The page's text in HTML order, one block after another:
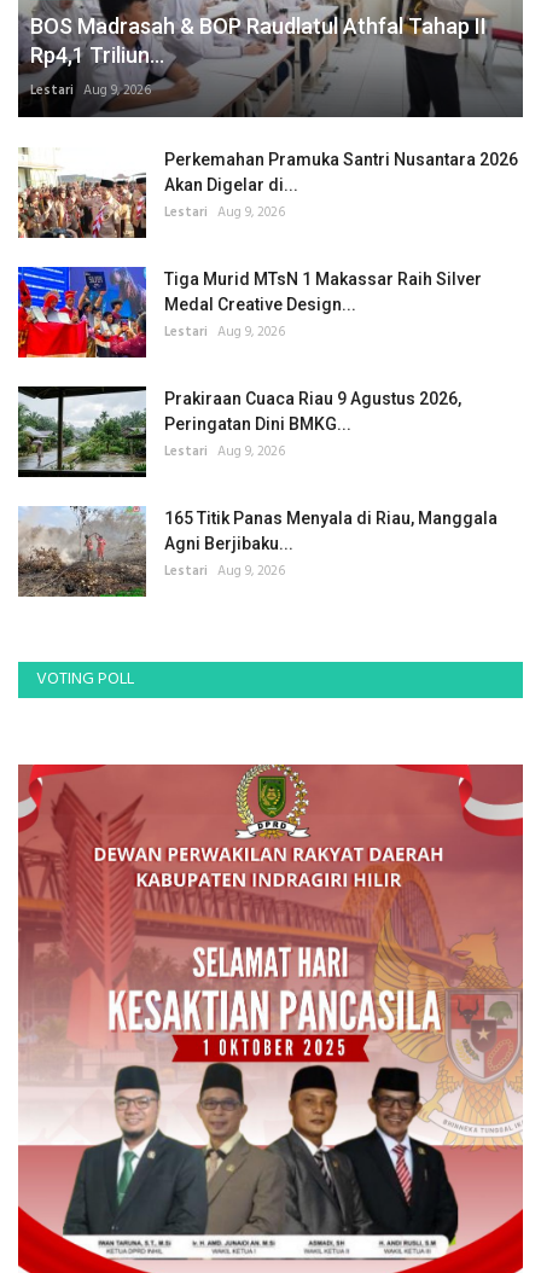
BOS Madrasah & BOP Raudlatul Athfal Tahap II
Rp4,1 Triliun...
Lestari Aug 9, 2026
Perkemahan Pramuka Santri Nusantara 2026
Akan Digelar di...
Lestari Aug 9, 2026
Tiga Murid MTsN 1 Makassar Raih Silver
Medal Creative Design...
Lestari Aug 9, 2026
Prakiraan Cuaca Riau 9 Agustus 2026,
Peringatan Dini BMKG...
Lestari Aug 9, 2026
165 Titik Panas Menyala di Riau, Manggala
Agni Berjibaku...
Lestari Aug 9, 2026
VOTING POLL